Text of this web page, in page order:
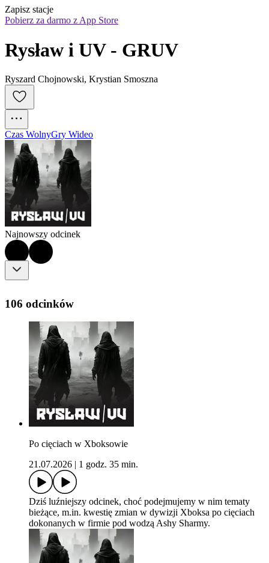
Zapisz stacje
Pobierz za darmo z App Store
Rysław i UV - GRUV
Ryszard Chojnowski, Krystian Smoszna
Czas WolnyGry Wideo
Najnowszy odcinek
106 odcinków
Po cięciach w Xboksowie
21.07.2026
1 godz. 35 min.
Dziś luźniejszy odcinek, choć podejmujemy w nim tematy
bieżące, m.in. kwestię zmian w dywizji Xboksa po cięciach
dokonanych w firmie pod wodzą Ashy Sharmy.